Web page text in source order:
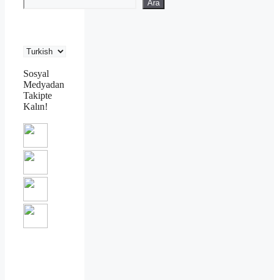
Ara
Sosyal
Medyadan
Takipte
Kalın!